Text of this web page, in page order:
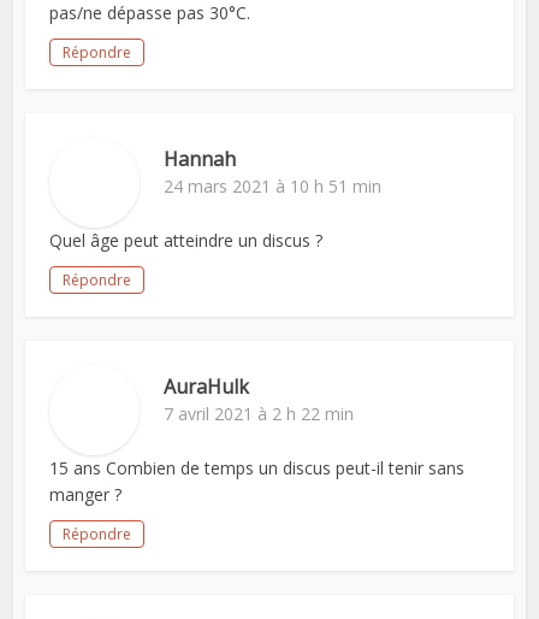
pas/ne dépasse pas 30°C.
Répondre
Hannah
24 mars 2021 à 10 h 51 min
Quel âge peut atteindre un discus ?
Répondre
AuraHulk
7 avril 2021 à 2 h 22 min
15 ans Combien de temps un discus peut-il tenir sans
manger ?
Répondre